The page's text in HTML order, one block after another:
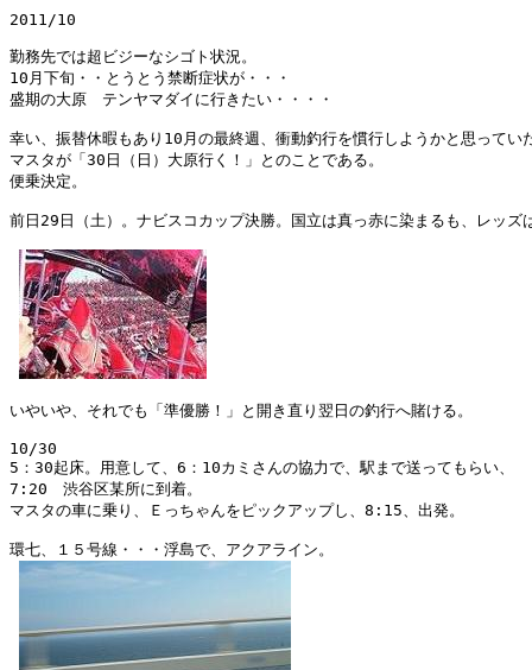
2011/10
勤務先では超ビジーなシゴト状況。
10月下旬・・とうとう禁断症状が・・・
盛期の大原　テンヤマダイに行きたい・・・・
幸い、振替休暇もあり10月の最終週、衝動釣行を慣行しようかと思ってい
マスタが「30日（日）大原行く！」とのことである。
便乗決定。
前日29日（土）。ナビスコカップ決勝。国立は真っ赤に染まるも、レッズ
いやいや、それでも「準優勝！」と開き直り翌日の釣行へ賭ける。
10/30
5：30起床。用意して、6：10カミさんの協力で、駅まで送ってもらい、
7:20　渋谷区某所に到着。
マスタの車に乗り、Ｅっちゃんをピックアップし、8:15、出発。
環七、１５号線・・・浮島で、アクアライン。